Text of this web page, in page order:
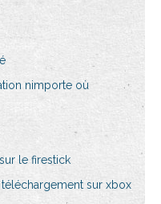
nimporte où
le firestick
sur xbox